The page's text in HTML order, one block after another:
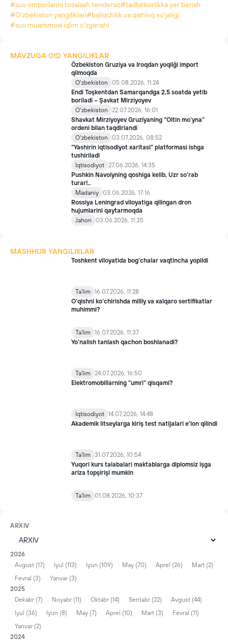
#suv omborlarini tozalash tendersiz#tadbirkorlikka yer berish
#Oʻzbekiston yangiliklari#baliqchilik va qishloq xoʻjaligi
#suv muammosi iqlim oʻzgarishi
MAVZUGA OID YANGILIKLAR
Özbekiston Gruziya va Iroqdan yoqilği import
qilmoqda
Oʻzbekiston
05.08.2026, 11:24
Endi Toşkentdan Samarqandga 2,5 soatda yetib
boriladi – Şavkat Mirziyoyev
Oʻzbekiston
22.07.2026, 16:01
Shavkat Mirziyoyev Gruziyaning “Oltin mo‘yna”
ordeni bilan taqdirlandi
Oʻzbekiston
03.07.2026, 08:52
“Yashirin iqtisodiyot xaritasi” platformasi ishga
tushiriladi
Iqtisodiyot 27.06.2026, 14:35
Pushkin Navoiyning qoshiga kelib, Uzr so‘rab
turar!..
Madaniy 03.06.2026, 17:16
Rossiya Leningrad viloyatiga qilingan dron
hujumlarini qaytarmoqda
Jahon
03.06.2026, 11:35
MASHHUR YANGILIKLAR
Toshkent viloyatida bog‘chalar vaqtincha yopildi
Ta'lim 16.07.2026, 11:28
O‘qishni ko‘chirishda milliy va xalqaro sertifikatlar
muhimmi?
Ta'lim 16.07.2026, 11:37
Yo’nalish tanlash qachon boshlanadi?
Ta'lim 24.07.2026, 16:50
Elektromobillarning "umri" qisqami?
Iqtisodiyot 14.07.2026, 14:48
Akademik litseylarga kiriş test natijalari e'lon qilindi
Ta'lim 31.07.2026, 10:54
Yuqori kurs talabalari maktablarga diplomsiz işga
ariza topşirişi mumkin
Ta'lim 01.08.2026, 10:37
ARXIV
2026
Avgust (17)
Iyul (113) Iyun (109) May (70) Aprel (26)
Mart (2)
Fevral (3)
Yanvar (3)
2025
Dekabr (7)
Noyabr (11) Oktabr (14) Sentabr (22)
Avgust (44)
Iyul (36)
Iyun (8) May (7) Aprel (10) Mart (3)
Fevral (11)
Yanvar (2)
2024